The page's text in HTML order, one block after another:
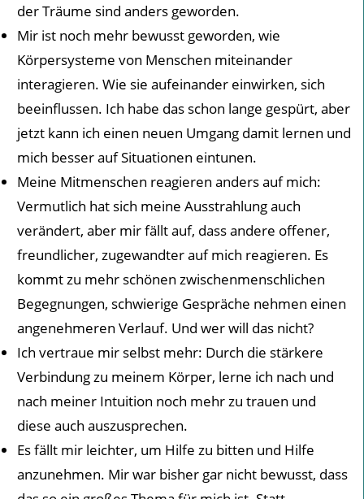
der Träume sind anders geworden.
Mir ist noch mehr bewusst geworden, wie
Körpersysteme von Menschen miteinander
interagieren. Wie sie aufeinander einwirken, sich
beeinflussen. Ich habe das schon lange gespürt, aber
jetzt kann ich einen neuen Umgang damit lernen und
mich besser auf Situationen eintunen.
Meine Mitmenschen reagieren anders auf mich:
Vermutlich hat sich meine Ausstrahlung auch
verändert, aber mir fällt auf, dass andere offener,
freundlicher, zugewandter auf mich reagieren. Es
kommt zu mehr schönen zwischenmenschlichen
Begegnungen, schwierige Gespräche nehmen einen
angenehmeren Verlauf. Und wer will das nicht?
Ich vertraue mir selbst mehr: Durch die stärkere
Verbindung zu meinem Körper, lerne ich nach und
nach meiner Intuition noch mehr zu trauen und
diese auch auszusprechen.
Es fällt mir leichter, um Hilfe zu bitten und Hilfe
anzunehmen. Mir war bisher gar nicht bewusst, dass